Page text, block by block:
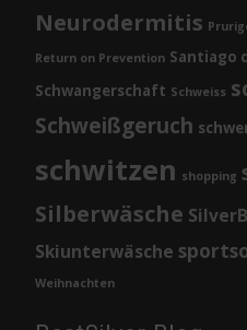
Neurodermitis
Return on Prevention Santiago
Schwangerschaft Schweiss
Schweißgeruch
schwitzen shopping
Silberwäsche
Skiunterwäsche
Weihnachten